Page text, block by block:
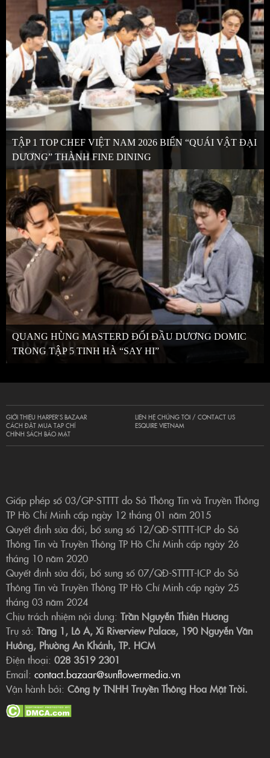
TẬP 1 TOP CHEF VIỆT NAM 2026 BIẾN “QUÁI VẬT ĐẠI
DƯƠNG” THÀNH FINE DINING
QUANG HÙNG MASTERD ĐỐI ĐẦU DƯƠNG DOMIC
TRONG TẬP 5 TINH HÀ “SAY HI”
GIỚI THIỆU HARPER’S BAZAAR
CÁCH ĐẶT MUA TẠP CHÍ
CHÍNH SÁCH BẢO MẬT
LIÊN HỆ CHÚNG TÔI / CONTACT US
ESQUIRE VIETNAM
Giấp phép số 03/GP-STTTT do Sở Thông Tin và Truyền Thông
TP Hồ Chí Minh cấp ngày 12 tháng 01 năm 2015
Quyết định sửa đổi, bổ sung số 12/QĐ-STTTT-ICP do Sở
Thông Tin và Truyền Thông TP Hồ Chí Minh cấp ngày 26
tháng 10 năm 2020
Quyết định sửa đổi, bổ sung số 07/QĐ-STTTT-ICP do Sở
Thông Tin và Truyền Thông TP Hồ Chí Minh cấp ngày 25
tháng 03 năm 2024
Chịu trách nhiệm nội dung: Trần Nguyễn Thiên Hương
Trụ sở: Tầng 1, Lô A, Xi Riverview Palace, 190 Nguyễn Văn
Hưởng, Phường An Khánh, TP. HCM
Điện thoại: 028 3519 2301
Email: contact.bazaar@sunflowermedia.vn
Vận hành bởi: Công ty TNHH Truyền Thông Hoa Mặt Trời.